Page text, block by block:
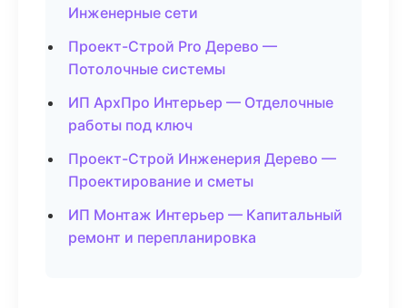
Инженерные сети
Проект-Строй Pro Дерево —
Потолочные системы
ИП АрхПро Интерьер — Отделочные
работы под ключ
Проект-Строй Инженерия Дерево —
Проектирование и сметы
ИП Монтаж Интерьер — Капитальный
ремонт и перепланировка